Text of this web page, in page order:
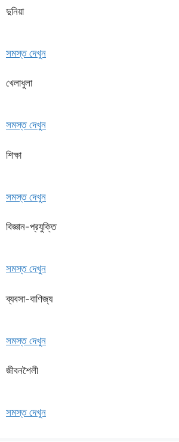
দুনিয়া
সমস্ত দেখুন
খেলাধুলা
সমস্ত দেখুন
শিক্ষা
সমস্ত দেখুন
বিজ্ঞান-প্রযুক্তি
সমস্ত দেখুন
ব্যবসা-বাণিজ্য
সমস্ত দেখুন
জীবনশৈলী
সমস্ত দেখুন